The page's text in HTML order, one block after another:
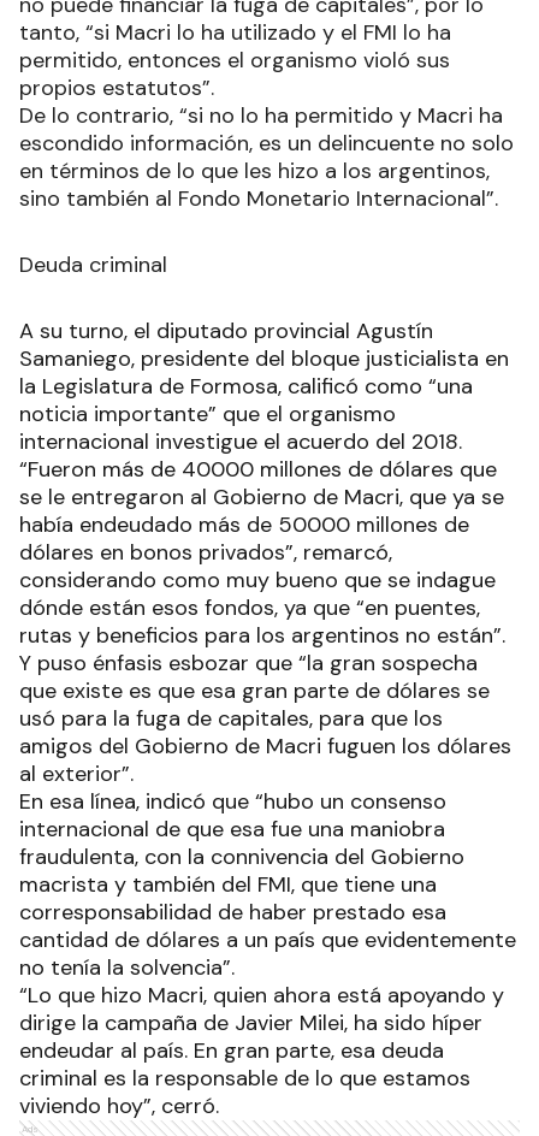
tanto, “si Macri lo ha utilizado y el FMI lo ha
permitido, entonces el organismo violó sus
propios estatutos”.
De lo contrario, “si no lo ha permitido y Macri ha
escondido información, es un delincuente no solo
en términos de lo que les hizo a los argentinos,
sino también al Fondo Monetario Internacional”.
Deuda criminal
A su turno, el diputado provincial Agustín
Samaniego, presidente del bloque justicialista en
la Legislatura de Formosa, calificó como “una
noticia importante” que el organismo
internacional investigue el acuerdo del 2018.
“Fueron más de 40000 millones de dólares que
se le entregaron al Gobierno de Macri, que ya se
había endeudado más de 50000 millones de
dólares en bonos privados”, remarcó,
considerando como muy bueno que se indague
dónde están esos fondos, ya que “en puentes,
rutas y beneficios para los argentinos no están”.
Y puso énfasis esbozar que “la gran sospecha
que existe es que esa gran parte de dólares se
usó para la fuga de capitales, para que los
amigos del Gobierno de Macri fuguen los dólares
al exterior”.
En esa línea, indicó que “hubo un consenso
internacional de que esa fue una maniobra
fraudulenta, con la connivencia del Gobierno
macrista y también del FMI, que tiene una
corresponsabilidad de haber prestado esa
cantidad de dólares a un país que evidentemente
no tenía la solvencia”.
“Lo que hizo Macri, quien ahora está apoyando y
dirige la campaña de Javier Milei, ha sido híper
endeudar al país. En gran parte, esa deuda
criminal es la responsable de lo que estamos
viviendo hoy”, cerró.
Ads